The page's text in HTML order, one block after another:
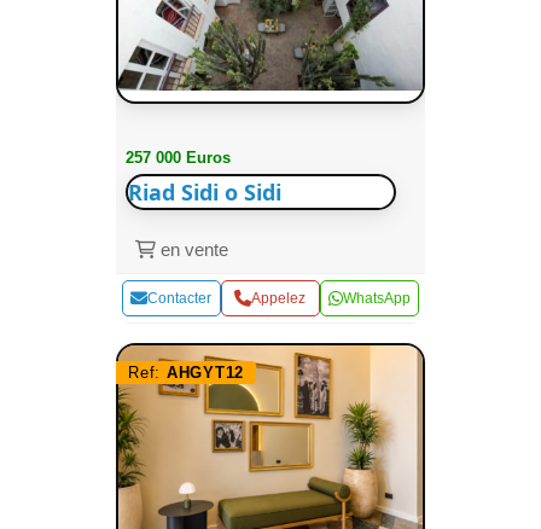
257 000 Euros
Riad Sidi o Sidi
en vente
Contacter Appelez WhatsApp
Ref: AHGYT12